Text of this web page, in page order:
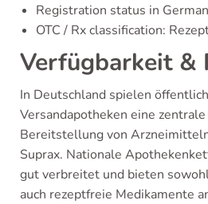
Registration status in
OTC / Rx classification:
Verfügbarkeit &
In Deutschland spielen
Versandapotheken eine
Bereitstellung von
Suprax. Nationale
gut verbreitet und bieten
auch rezeptfreie Medikamente